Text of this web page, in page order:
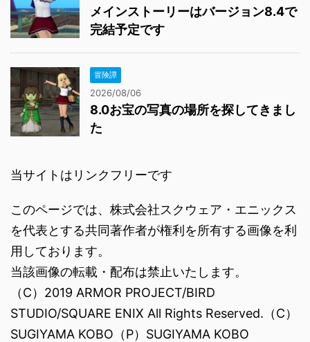
メインストーリーはバージョン8.4で
完結予定です
冒険譚
2026/08/06
8.0お宝の写真の場所を探してきまし
た
当サイトはリンクフリーです
このページでは、株式会社スクウェア・エニックス
を代表とする共同著作者が権利を所有する画像を利
用しております。
当該画像の転載・配布は禁止いたします。
（C）2019 ARMOR PROJECT/BIRD
STUDIO/SQUARE ENIX All Rights Reserved.（C）
SUGIYAMA KOBO（P）SUGIYAMA KOBO